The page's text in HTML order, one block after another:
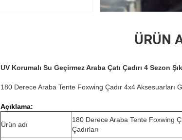
ÜRÜN
UV Korumalı Su Geçirmez Araba Çatı Çadırı 4 Sezon
180 Derece Araba Tente Foxwing Çadır 4x4 Aksesuarları
Açıklama:
Ürün adı
180 Derece Araba Tente Foxwing
Çadırları